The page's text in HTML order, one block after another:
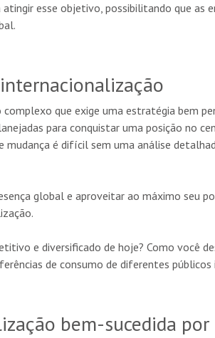
atingir esse objetivo, possibilitando que as
que exige uma estratégia bem
para conquistar uma posição no
é difícil sem uma análise
global e aproveitar ao máximo seu
e diversificado de hoje? Como você
de consumo de diferentes públicos
bem-sucedida